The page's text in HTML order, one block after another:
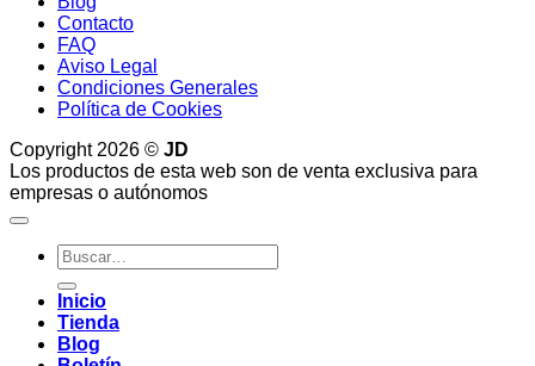
Contacto
FAQ
Aviso Legal
Condiciones Generales
Política de Cookies
Copyright 2026 © JD
Los productos de esta web son de venta exclusiva para
empresas o autónomos
Buscar
por:
Inicio
Tienda
Blog